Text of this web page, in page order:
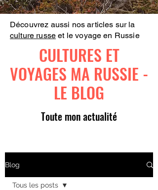
Découvrez aussi nos articles sur la
culture russe et le voyage en Russie
CULTURES ET
VOYAGES MA RUSSIE -
LE BLOG
Toute mon actualité
Blog
Tous les posts